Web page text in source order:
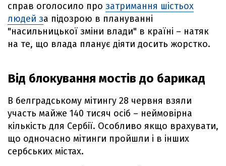
справ оголосило про затримання шістьох
людей за підозрою в плануванні
"насильницької зміни влади" в країні – натяк
на те, що влада планує діяти досить жорстко.
Від блокування мостів до барикад
В белградському мітингу 28 червня взяли
участь майже 140 тисяч осіб – неймовірна
кількість для Сербії. Особливо якщо врахувати,
що одночасно мітинги пройшли і в інших
сербських містах.